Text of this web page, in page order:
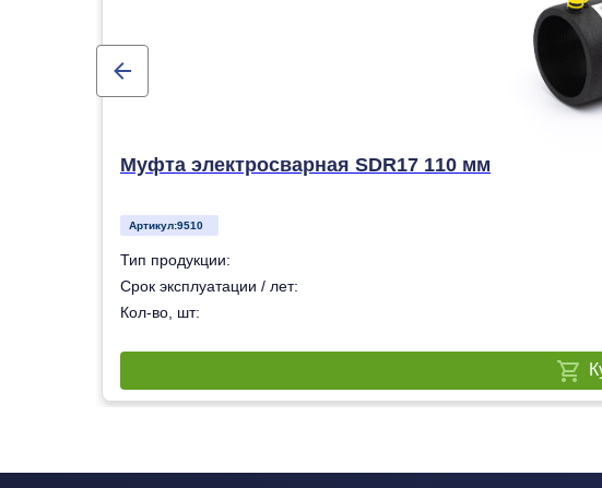
Муфта электросварная SDR17 110 мм
Артикул:9510
Тип продукции:
Срок эксплуатации / лет:
Кол-во, шт: